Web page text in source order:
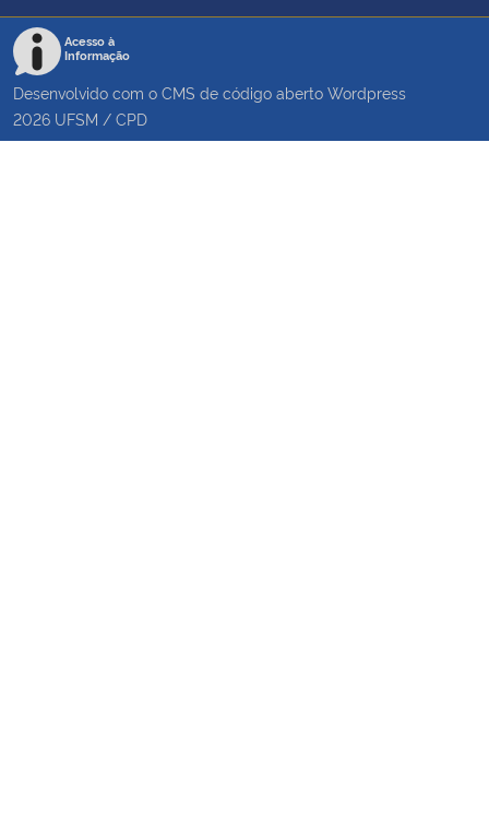
Acesso à
Informação
Desenvolvido com o CMS de código aberto Wordpress
2026 UFSM / CPD